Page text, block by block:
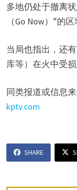
多地仍处于撤离
（Go Now）”的
当局也指出，还
库等）在火中受
同类报道或信息来
kptv.com
SHARE